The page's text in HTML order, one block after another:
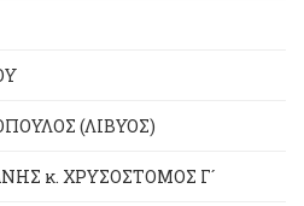
(ΛΙΒΥΟΣ)
κ. ΧΡΥΣΟΣΤΟΜΟΣ Γ´